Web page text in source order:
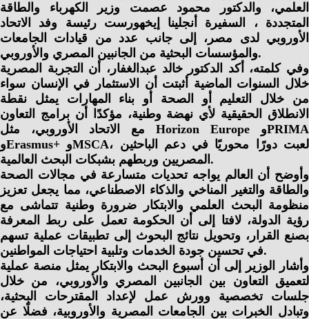
العلمي، والدكتور محمود عصمت وزير الكهرباء والطاقة
المتجددة ، السفيرة أنجلينا إيخهورست رئيسة وفد الاتحاد
الأوروبي لدى مصر، إلى جانب عدد من قيادات الجامعات
والمؤسسات البحثية من الجانبين المصري والأوروبي.
وفي كلمته، أكد الدكتور خالد عبدالغفار، أن التجربة المصرية
خلال السنوات الماضية أثبتت أن الاستثمار في الإنسان سواء
من خلال التعليم أو الصحة أو بناء المهارات يمثل نقطة
الانطلاق الحقيقية لأي نهضة وطنية، مؤكدًا أن برامج التعاون
مع الاتحاد الأوروبي، مثل Horizon Europe وPRIMA
وErasmus+ وMSCA، لعبت دورًا محوريًا في دعم الباحثين
المصريين وربطهم بشبكات البحث العالمية.
وأوضح أن العالم يواجه تحديات متسارعة في مجالات الصحة
والطاقة والتغير المناخي والذكاء الاصطناعي، مما يجعل تعزيز
منظومة البحث العلمي والابتكار ضرورة وطنية تتماشى مع
رؤية الدولة، لافتا إلى أن الحكومة تعمل على ربط المعرفة
بصنع القرار، وتحويل نتائج البحوث إلى تطبيقات عملية تسهم
في تحسين جودة الخدمات وتلبية احتياجات المواطنين.
وأشار الوزير إلى أن أسبوع البحث والابتكار يمثل منصة عملية
لتعميق التعاون بين الجانبين المصري والأوروبي، من خلال
جلسات تخصصية وورش عمل لإعداد المقترحات البحثية،
وتبادل الخبرات بين الجامعات المصرية والأوروبية، فضلًا عن